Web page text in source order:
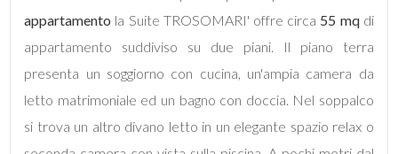
appartamento la Suite TROSOMARI' offre circa 55 mqdi
appartamento suddiviso su due piani. Il piano terra
presenta un soggiorno con cucina, un'ampia camera da
letto matrimoniale ed un bagno con doccia. Nel soppalco
si trova un altro divano letto in un elegante spazio relax o
1
2
3